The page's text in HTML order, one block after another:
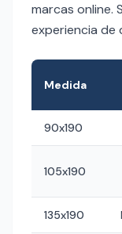
marcas online.
experiencia de
Medida
90x190
105x190
135x190